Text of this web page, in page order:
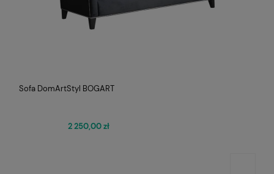
Sofa DomArtStyl BOGART
2 250,00 zł